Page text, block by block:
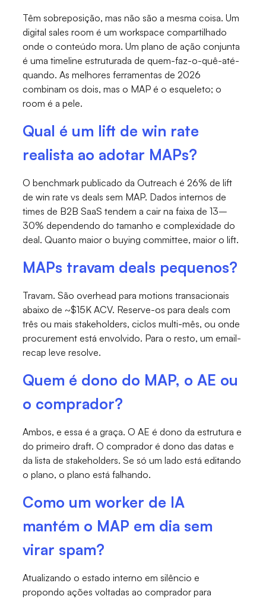
Têm sobreposição, mas não são a mesma coisa. Um
digital sales room é um workspace compartilhado
onde o conteúdo mora. Um plano de ação conjunta
é uma timeline estruturada de quem-faz-o-quê-até-
quando. As melhores ferramentas de 2026
combinam os dois, mas o MAP é o esqueleto; o
room é a pele.
Qual é um lift de win rate
realista ao adotar MAPs?
O benchmark publicado da Outreach é 26% de lift
de win rate vs deals sem MAP. Dados internos de
times de B2B SaaS tendem a cair na faixa de 13–
30% dependendo do tamanho e complexidade do
deal. Quanto maior o buying committee, maior o lift.
MAPs travam deals pequenos?
Travam. São overhead para motions transacionais
abaixo de ~$15K ACV. Reserve-os para deals com
três ou mais stakeholders, ciclos multi-mês, ou onde
procurement está envolvido. Para o resto, um email-
recap leve resolve.
Quem é dono do MAP, o AE ou
o comprador?
Ambos, e essa é a graça. O AE é dono da estrutura e
do primeiro draft. O comprador é dono das datas e
da lista de stakeholders. Se só um lado está editando
o plano, o plano está falhando.
Como um worker de IA
mantém o MAP em dia sem
virar spam?
Atualizando o estado interno em silêncio e
propondo ações voltadas ao comprador para